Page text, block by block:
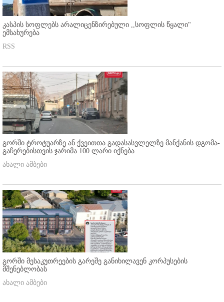
კასპის სოფლებს არალიცენზირებული ,,სოფლის წყალი"
ემსახურება
RSS
გორში ტროტუარზე ან ქვეითთა გადასასვლელზე მანქანის დგომა-
გაჩერებისთვის ჯარიმა 100 ლარი იქნება
ახალი ამბები
გორში მესაკუთრეების გარეშე განიხილავენ კორპუსების
მშენებლობას
ახალი ამბები